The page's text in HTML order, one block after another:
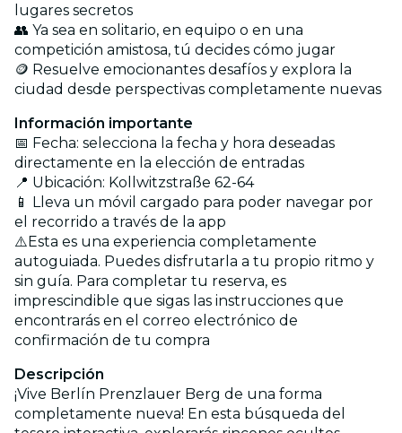
lugares secretos
👥 Ya sea en solitario, en equipo o en una
competición amistosa, tú decides cómo jugar
🪙 Resuelve emocionantes desafíos y explora la
ciudad desde perspectivas completamente nuevas
Información importante
📅 Fecha: selecciona la fecha y hora deseadas
directamente en la elección de entradas
📍 Ubicación: Kollwitzstraße 62-64
📱 Lleva un móvil cargado para poder navegar por
el recorrido a través de la app
⚠️Esta es una experiencia completamente
autoguiada. Puedes disfrutarla a tu propio ritmo y
sin guía. Para completar tu reserva, es
imprescindible que sigas las instrucciones que
encontrarás en el correo electrónico de
confirmación de tu compra
Descripción
¡Vive Berlín Prenzlauer Berg de una forma
completamente nueva! En esta búsqueda del